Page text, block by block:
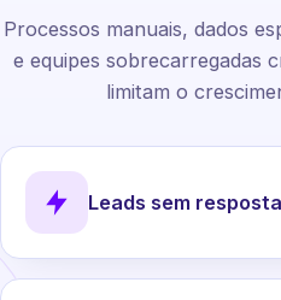
Processos manuais, dados
e equipes sobrecarregadas
limitam o
Leads sem